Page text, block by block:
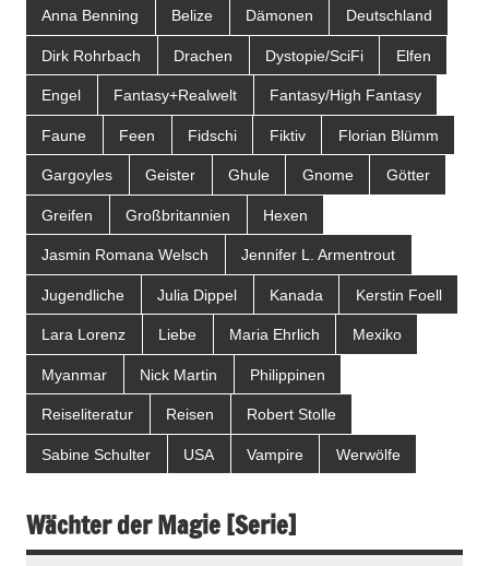
Anna Benning Belize Dämonen Deutschland
Dirk Rohrbach Drachen Dystopie/SciFi Elfen
Engel Fantasy+Realwelt Fantasy/High Fantasy
Faune Feen Fidschi Fiktiv Florian Blümm
Gargoyles Geister Ghule Gnome Götter
Greifen Großbritannien Hexen
Jasmin Romana Welsch Jennifer L. Armentrout
Jugendliche Julia Dippel Kanada Kerstin Foell
Lara Lorenz Liebe Maria Ehrlich Mexiko
Myanmar Nick Martin Philippinen
Reiseliteratur Reisen Robert Stolle
Sabine Schulter USA Vampire Werwölfe
Wächter der Magie [Serie]